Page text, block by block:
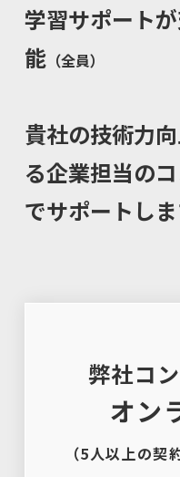
学習サポート
能（全員）
貴社の技術力
る企業担当の
でサポートし
弊社コ
オン
（5人以上の契